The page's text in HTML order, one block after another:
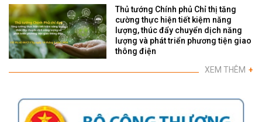
Thủ tướng Chính phủ Chỉ thị tăng
cường thực hiện tiết kiệm năng
lượng, thúc đẩy chuyển dịch năng
lượng và phát triển phương tiện giao
thông điện
XEM THÊM +